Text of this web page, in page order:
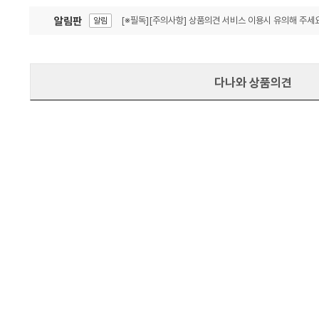
알림판 알림 [※필독][주의사항] 상품의견 서비스 이용시 유의해 주세
다나와 상품의견